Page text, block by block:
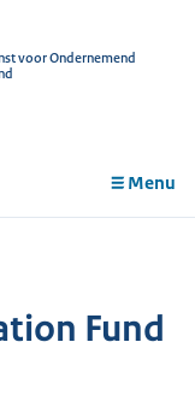
voor Ondernemend
Menu
Fund